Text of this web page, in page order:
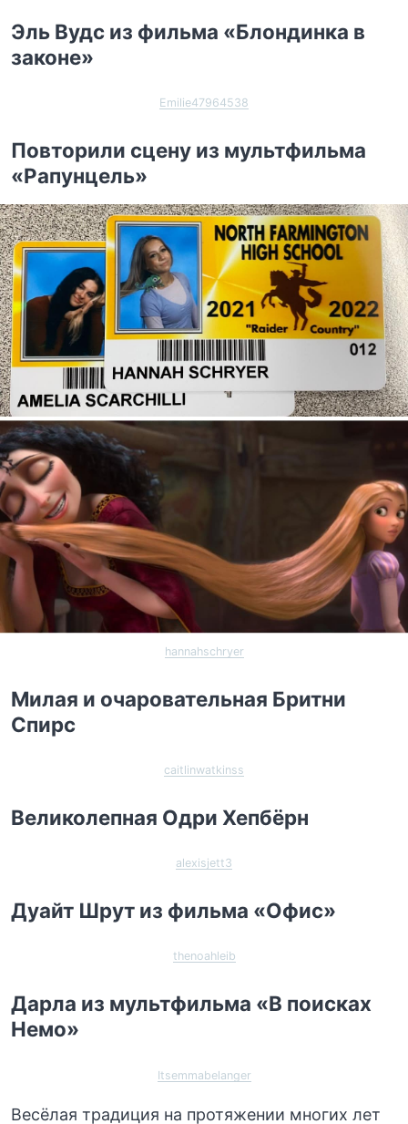
Эль Вудс из фильма «Блондинка в
законе»
Emilie47964538
Повторили сцену из мультфильма
«Рапунцель»
hannahschryer
Милая и очаровательная Бритни
Спирс
caitlinwatkinss
Великолепная Одри Хепбёрн
alexisjett3
Дуайт Шрут из фильма «Офис»
thenoahleib
Дарла из мультфильма «В поисках
Немо»
Itsemmabelanger
Весёлая традиция на протяжении многих лет